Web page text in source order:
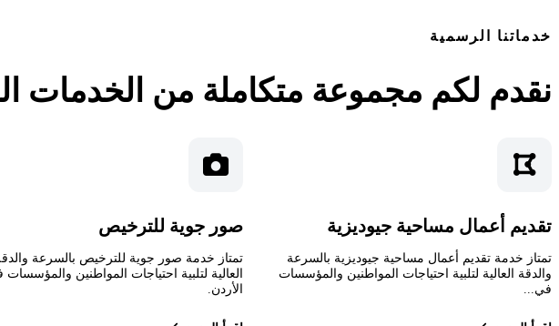
خدماتنا الرسمية
نقدم لكم مجموعة متكاملة من الخدمات
تقديم أعمال مساحية جيوديزية
تمتاز خدمة تقديم أعمال مساحية جيوديزية بالسرعة
والدقة العالية لتلبية احتياجات المواطنين والمؤسسات
في...
صور جوية للترخيص
تمتاز خدمة صور جوية للترخيص بالسرعة
العالية لتلبية احتياجات المواطنين
الأردن.